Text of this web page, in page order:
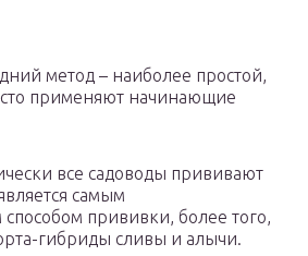
метод – наиболее простой,
применяют начинающие
все садоводы прививают
самым
прививки, более того,
гибриды сливы и алычи.